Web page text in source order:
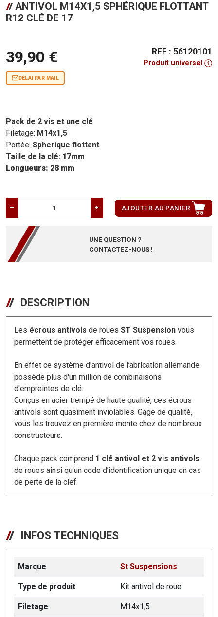
ANTIVOL M14X1,5 SPHÉRIQUE FLOTTANT
R12 CLÉ DE 17
39,90 €
DÉLAI PAR MAIL
REF : 56120101
Produit universel
Pack de 2 vis et une clé
Filetage: M14x1,5
Portée: Spherique flottant
Taille de la clé: 17mm
Longueurs: 28 mm
AJOUTER AU PANIER
UNE QUESTION ?
CONTACTEZ-NOUS !
DESCRIPTION
Les écrous antivols de roues ST Suspension vous
permettent de protéger efficacement vos roues.
En effet ce système d'antivol de fabrication allemande
possède plus d'un million de combinaisons
d'empreintes de clé.
Conçus en acier trempé de haute qualité, ces écrous
antivols sont quasiment inviolables. Gage de qualité,
vous les trouvez en première monte chez de nombreux
constructeurs.
Chaque pack comprend 1 clé antivol et 2 vis antivols
de roues ainsi qu'un code d’identification unique en cas
de perte de la clef.
INFOS TECHNIQUES
Marque St Suspensions
Type de produit Kit antivol de roue
Filetage M14x1,5